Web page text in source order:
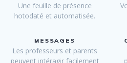
Une feuille de présence
hotodaté et automatisée.
MESSAGES
Les professeurs et parents
peuvent intéragir facilement